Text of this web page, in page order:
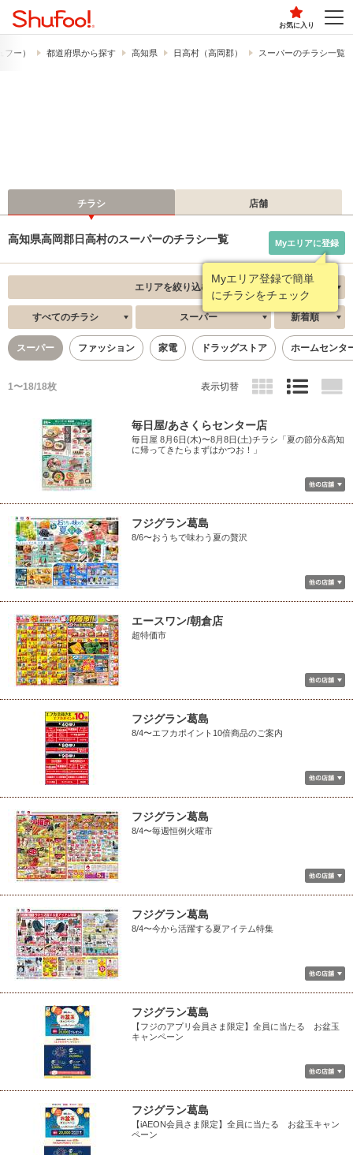
お気に入り
ー） 都道府県から探す 高知県 日高村（高岡郡） スーパーのチラシ一覧
チラシ 店舗
高知県高岡郡日高村のスーパーのチラシ一覧
Myエリア登録で簡単
にチラシをチェック
Myエリアに登録
エリアを絞り込む
すべてのチラシ スーパー 新着順
スーパー ファッション 家電 ドラッグストア ホームセンタ
1〜18/18枚 表示切替
毎日屋/あさくらセンター店
毎日屋 8月6日(木)〜8月8日(土)チラシ「夏の節分&高知
に帰ってきたらまずはかつお！」
フジグラン葛島
8/6〜おうちで味わう夏の贅沢
エースワン/朝倉店
超特価市
フジグラン葛島
8/4〜エフカポイント10倍商品のご案内
フジグラン葛島
8/4〜毎週恒例火曜市
フジグラン葛島
8/4〜今から活躍する夏アイテム特集
フジグラン葛島
【フジのアプリ会員さま限定】全員に当たる お盆玉
キャンペーン
フジグラン葛島
【iAEON会員さま限定】全員に当たる お盆玉キャン
ペーン